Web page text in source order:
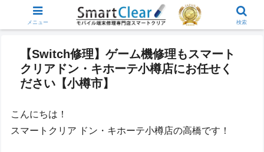
【Switch修理】ゲーム機修理もスマート
クリアドン・キホーテ小樽店にお任せく
ださい【小樽市】
こんにちは！
スマートクリア ドン・キホーテ小樽店の高橋です！
メニュー 検索